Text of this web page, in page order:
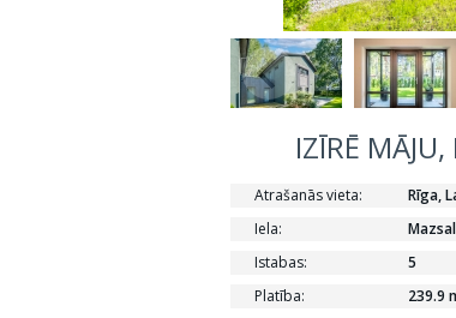
IZĪRĒ
Atrašanās vieta:
Rīga,
Iela:
Istabas:
5
Platība:
239.9